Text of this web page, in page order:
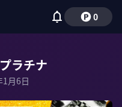
0
ラチナ
月6日